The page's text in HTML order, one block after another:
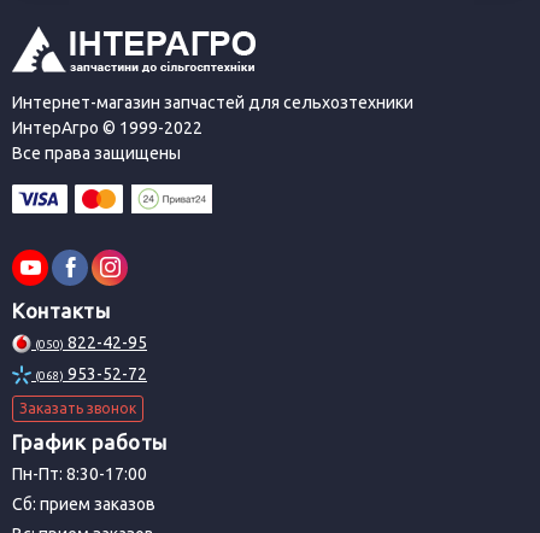
Интернет-магазин запчастей для сельхозтехники
ИнтерАгро © 1999-2022
Все права защищены
Контакты
(050) 822-42-95
(068) 953-52-72
Заказать звонок
График работы
Пн-Пт: 8:30-17:00
Сб: прием заказов